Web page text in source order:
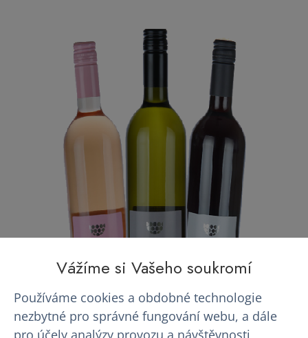
Vážíme si Vašeho soukromí
Používáme cookies a obdobné technologie
nezbytné pro správné fungování webu, a dále
pro účely analýzy provozu a návštěvnosti